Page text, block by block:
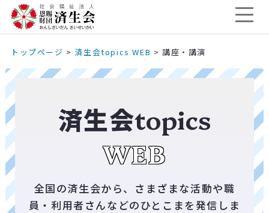
トップページ > 済生会topics WEB > 講座・講演
済生会topics
WEB
全国の済生会から、さまざまな活動や職
員・利用者さんなどのひとこまを発信しま